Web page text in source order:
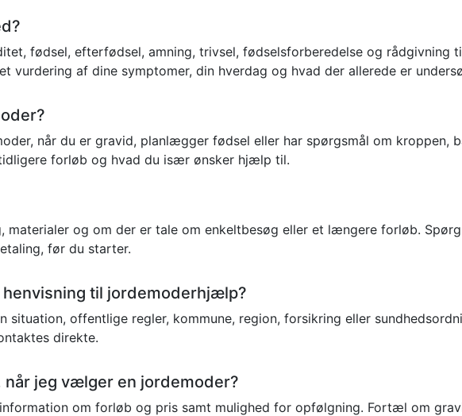
fødsel, efterfødsel, amning, trivsel, fødselsforberedelse og rådgivning
vurdering af dine symptomer, din hverdag og hvad der allerede er
når du er gravid, planlægger fødsel eller har spørgsmål om kroppen,
forløb og hvad du især ønsker hjælp til.
materialer og om der er tale om enkeltbesøg eller et længere forløb.
før du starter.
henvisning til jordemoderhjælp?
situation, offentlige regler, kommune, region, forsikring eller
direkte.
jeg vælger en jordemoder?
om forløb og pris samt mulighed for opfølgning. Fortæl om